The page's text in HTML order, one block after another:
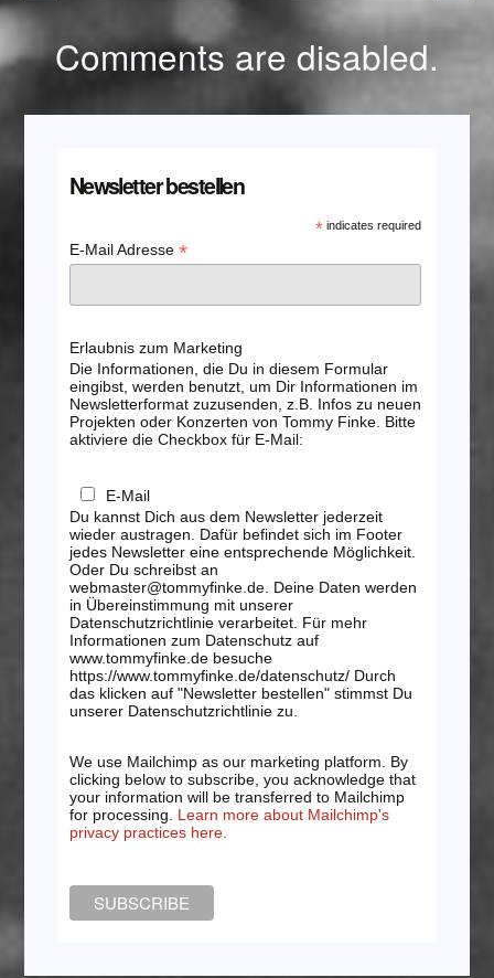
Comments are disabled.
Newsletter bestellen
* indicates required
E-Mail Adresse *
Erlaubnis zum Marketing
Die Informationen, die Du in diesem Formular
eingibst, werden benutzt, um Dir Informationen im
Newsletterformat zuzusenden, z.B. Infos zu neuen
Projekten oder Konzerten von Tommy Finke. Bitte
aktiviere die Checkbox für E-Mail:
E-Mail
Du kannst Dich aus dem Newsletter jederzeit
wieder austragen. Dafür befindet sich im Footer
jedes Newsletter eine entsprechende Möglichkeit.
Oder Du schreibst an
webmaster@tommyfinke.de. Deine Daten werden
in Übereinstimmung mit unserer
Datenschutzrichtlinie verarbeitet. Für mehr
Informationen zum Datenschutz auf
www.tommyfinke.de besuche
https://www.tommyfinke.de/datenschutz/ Durch
das klicken auf "Newsletter bestellen" stimmst Du
unserer Datenschutzrichtlinie zu.
We use Mailchimp as our marketing platform. By
clicking below to subscribe, you acknowledge that
your information will be transferred to Mailchimp
for processing. Learn more about Mailchimp's
privacy practices here.